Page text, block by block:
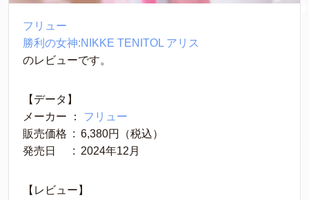
フリュー
勝利の女神:NIKKE TENITOL アリス
のレビューです。
【データ】
メーカー ： フリュー
販売価格 ‏ : ‎ 6,380円（税込）
発売日　 ‏ : ‎ 2024年12月
【レビュー】